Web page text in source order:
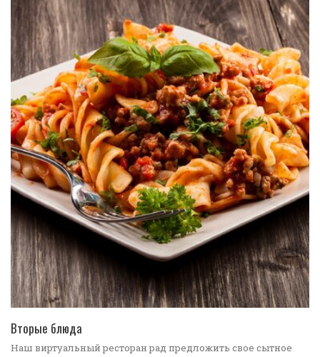
Вторые блюда
Наш виртуальный ресторан рад предложить свое сытное